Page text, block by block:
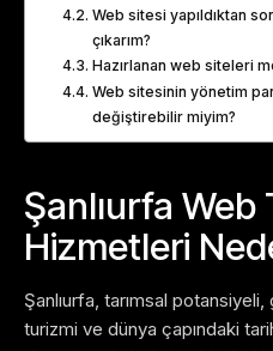
Web sitesi yapıldıktan
çıkarım?
Hazırlanan web siteleri
Web sitesinin yönetim
değiştirebilir miyim?
Şanlıurfa Web
Hizmetleri
Şanlıurfa, tarımsal
turizmi ve dünya çapındaki